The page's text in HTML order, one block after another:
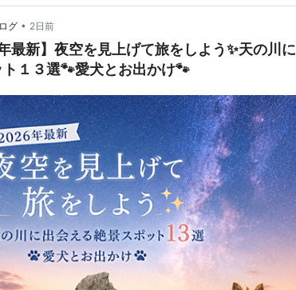
グ • 2日前
最新】夜空を見上げて旅をしよう✨天の川
１３選🐾愛犬とお出かけ🐾